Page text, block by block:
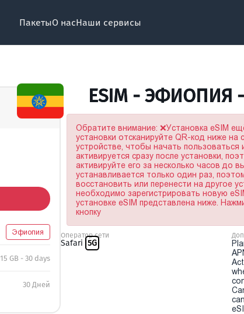
ПакетыО насНаши сервисы
Эфиопия
15 GB - 30 days
30 Дней
ESIM - ЭФИОПИЯ
Обратите внимание: ❌Установка eSIM
установки отсканируйте QR-код ниже
устройстве, чтобы начать пользоваться
активируется сразу после установки,
активируйте его за несколько часов до
устанавливается только один раз,
восстановить или перенести на другое
необходимо зарегистрировать новую
установке eSIM представлена ниже.
кнопку
Оператор сети
Safari 5G